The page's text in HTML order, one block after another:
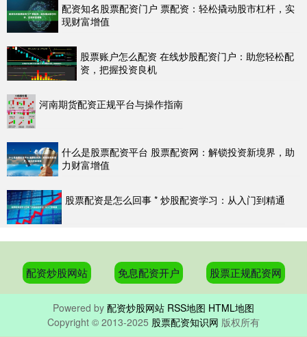
配资知名股票配资门户 票配资：轻松撬动股市杠杆，实
现财富增值
股票账户怎么配资 在线炒股配资门户：助您轻松配
资，把握投资良机
河南期货配资正规平台与操作指南
什么是股票配资平台 股票配资网：解锁投资新境界，助
力财富增值
股票配资是怎么回事 * 炒股配资学习：从入门到精通
配资炒股网站 免息配资开户 股票正规配资网
Powered by 配资炒股网站 RSS地图 HTML地图
Copyright © 2013-2025 股票配资知识网 版权所有